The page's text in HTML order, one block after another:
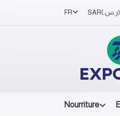
FR SAR (ر.س.‏)
Nourriture